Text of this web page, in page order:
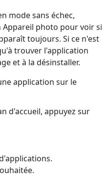
mode sans échec,
Appareil photo pour voir si
toujours. Si ce n'est
trouver l'application
et à la désinstaller.
application sur le
d'accueil, appuyez sur